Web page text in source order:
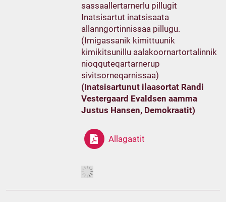
sassaallertarnerlu pillugit
Inatsisartut inatsisaata
allanngortinnissaa pillugu.
(Imigassanik kimittuunik
kimikitsunillu aalakoornartortalinnik
nioqquteqartarnerup
sivitsorneqarnissaa)
(Inatsisartunut ilaasortat Randi
Vestergaard Evaldsen aamma
Justus Hansen, Demokraatit)
Allagaatit